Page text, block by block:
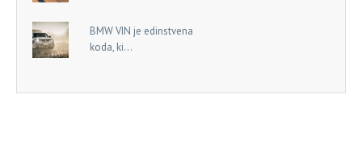
BMW VIN je edinstvena
koda, ki...